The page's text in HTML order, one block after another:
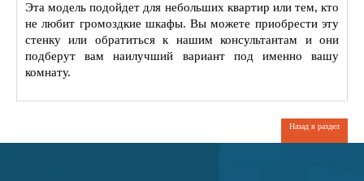
Эта модель подойдет для небольших квартир или тем, кто
не любит громоздкие шкафы. Вы можете приобрести эту
стенку или обратиться к нашим консультантам и они
подберут вам наилучший вариант под именно вашу
комнату.
Назад в раздел